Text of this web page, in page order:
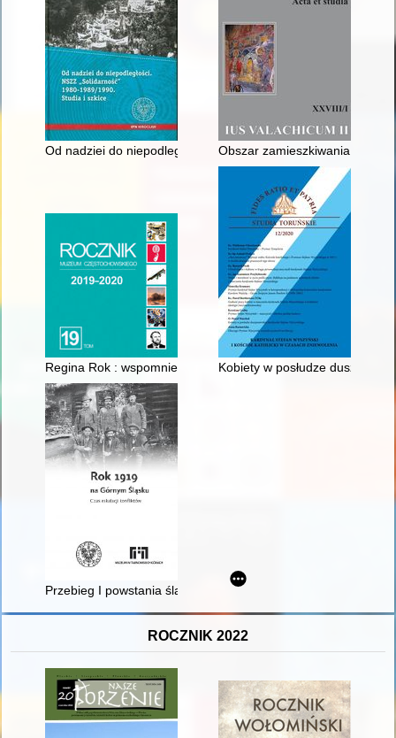
Od nadziei do niepodległości : NSZZ "Solidarność" 1980-
Obszar zamieszkiwania, status
Regina Rok : wspomnienia Kobiety w posłudze
Przebieg I powstania śląskiego w powiecie tarnogórskim
ROCZNIK 2022